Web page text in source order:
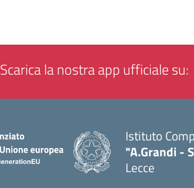
Scarica la nostra app ufficiale su:
Istituto
"A.Grandi -
Lecce